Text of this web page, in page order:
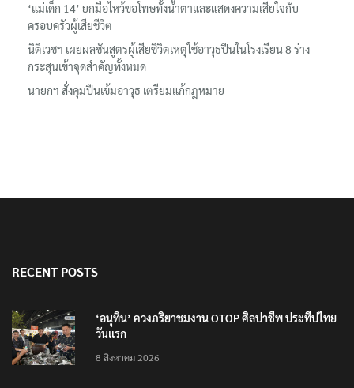
‘แม่เด็ก 14’ ยกมือไหว้ขอโทษทั้งน้ำตาและแสดงความเสียใจกับ
ครอบครัวผู้เสียชีวิต
นิติเวชฯ เผยผลชันสูตรผู้เสียชีวิตเหตุใช้อาวุธปืนในโรงเรียน 8 ร่าง
กระสุนเข้าจุดสำคัญทั้งหมด
นายกฯ สั่งคุมปืนเข้มอาวุธ เตรียมแก้กฎหมาย
RECENT POSTS
‘อนุทิน’ ควงภริยาชมงาน OTOP ศิลปาชีพ ประทีปไทย
วันแรก
8 สิงหาคม 2026